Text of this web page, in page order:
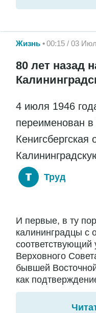
Жизнь 00:15 / 03
80 лет назад
4 июля 1946
переименован
Кенигсбергская
Труд
И первые, в ту
калининградцы с
соответствующий
Верховного
бывшей
как